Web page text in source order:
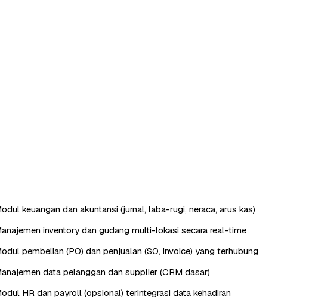
keuangan dan akuntansi (jurnal, laba-rugi, neraca, arus kas)
inventory dan gudang multi-lokasi secara real-time
pembelian (PO) dan penjualan (SO, invoice) yang terhubung
data pelanggan dan supplier (CRM dasar)
HR dan payroll (opsional) terintegrasi data kehadiran